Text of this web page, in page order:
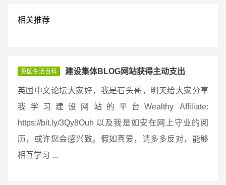
相关推荐
英国生活百科 建设集体BLOG网站获得主动支出
英国中文论坛大家好，我是石头哥，明天给大家分享
我学习建设网站的平台Wealthy Affiliate:
https://bit.ly/3Qy8Ouh 以及我是如安在网上守业的阅
历，或许您会感兴致。假如喜爱，请多多反对，能够
相互学习 ...